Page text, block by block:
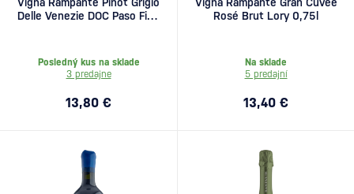
Delle Venezie DOC Paso Fino
Posledný kus na sklade
3 predajne
13,80 €
Rosé Brut Lory 0,75l
Na sklade
5 predajní
13,40 €